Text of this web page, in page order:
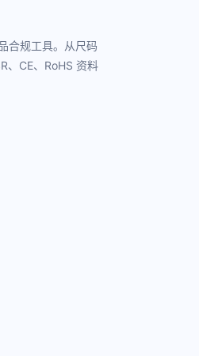
合规工具。从尺码
、CE、RoHS 资料